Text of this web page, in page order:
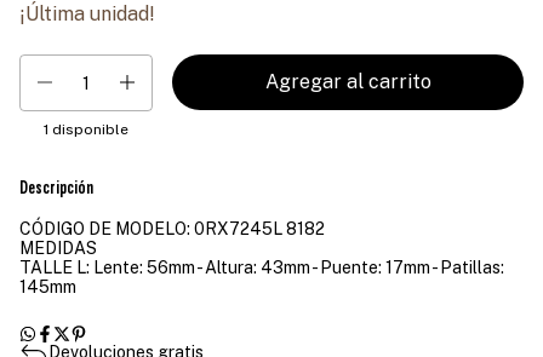
¡Última unidad!
1 disponible
Descripción
CÓDIGO DE MODELO: 0RX7245L 8182
MEDIDAS
TALLE L: Lente: 56mm - Altura: 43mm - Puente: 17mm - Patillas:
145mm
Devoluciones gratis